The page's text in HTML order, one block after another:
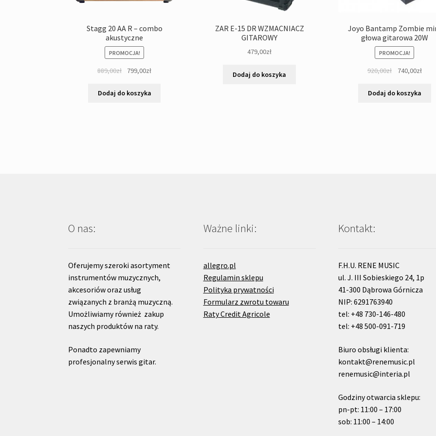
Stagg 20 AA R – combo
akustyczne
PROMOCJA!
889,00zł
Pierwotna
wynosiła:
799,00złAktualna
Dodaj do koszyka
ZAR E-15 DR WZMACNIACZ
GITAROWY
479,00zł
Dodaj do koszyka
Joyo Bantamp Zombie
głowa gitarowa 20W
PROMOCJA!
920,00zł
Pierwotna
wynosiła:
740,00zł
Dodaj do koszyka
O nas:
Oferujemy szeroki asortyment
instrumentów muzycznych,
akcesoriów oraz usług
związanych z branżą muzyczną.
Umożliwiamy również zakup
naszych produktów na raty.
Ponadto zapewniamy
profesjonalny serwis gitar.
Ważne linki:
allegro.pl
Regulamin sklepu
Polityka prywatności
Formularz zwrotu towaru
Raty Credit Agricole
Kontakt:
F.H.U. RENE MUSIC
ul. J. III Sobieskiego 24, 1p
41-300 Dąbrowa Górnicza
NIP: 6291763940
tel: +48 730-146-480
tel: +48 500-091-719
Biuro obsługi klienta:
kontakt@renemusic.pl
renemusic@interia.pl
Godziny otwarcia sklepu:
pn-pt: 11:00 – 17:00
sob: 11:00 – 14:00